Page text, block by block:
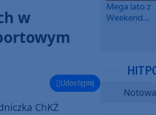
w
Udostępnij
ChKŻ
Mega lato z
Weekend